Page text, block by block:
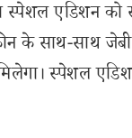
एडिशन को
के साथ-साथ
स्पेशल